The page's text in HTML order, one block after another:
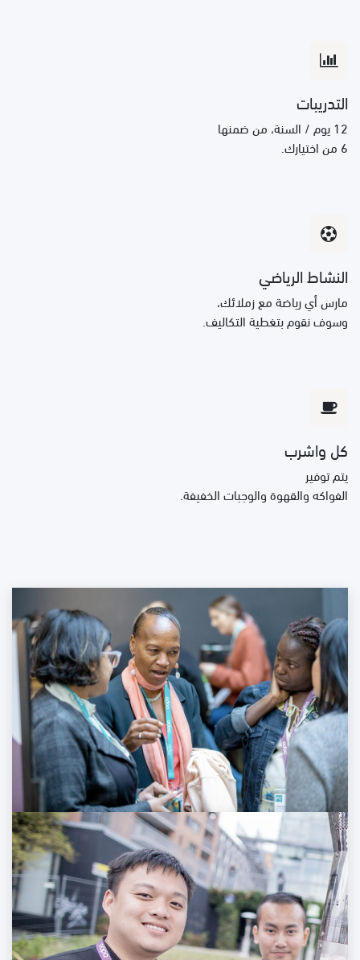
التدريبات
12 يوم / السنة، من ضمنها
6 من اختيارك.
النشاط الرياضي
مارس أي رياضة مع زملائك،
وسوف نقوم بتغطية التكاليف.
كل واشرب
يتم توفير
الفواكه والقهوة والوجبات الخفيفة.